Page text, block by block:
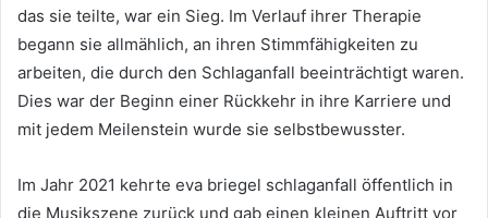
das sie teilte, war ein Sieg. Im Verlauf ihrer Therapie
begann sie allmählich, an ihren Stimmfähigkeiten zu
arbeiten, die durch den Schlaganfall beeinträchtigt waren.
Dies war der Beginn einer Rückkehr in ihre Karriere und
mit jedem Meilenstein wurde sie selbstbewusster.
Im Jahr 2021 kehrte eva briegel schlaganfall öffentlich in
die Musikszene zurück und gab einen kleinen Auftritt vor